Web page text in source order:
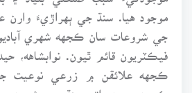
موجود هيا. سنڌ جي ٻهراڙيءَ وارن
جي شروعات سان ڪجهه شهري
فيڪٽريون قائم ٿيون. نوابشاهه،
ڪجهه علائقن ۾ زرعي نوعيت
ڪيون ويون. اتر سنڌ جي شهرن